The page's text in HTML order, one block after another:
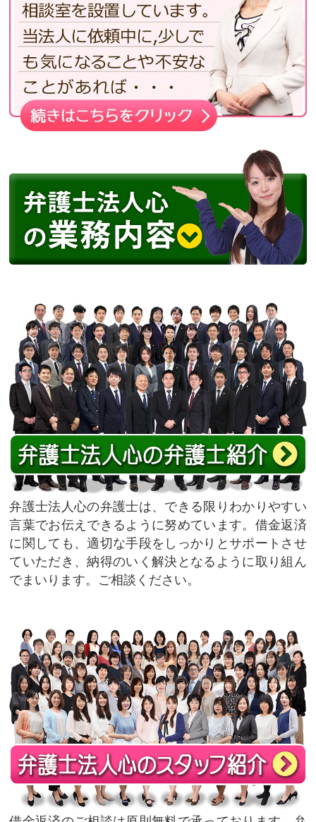
弁護士法人心の弁護士は、できる限りわかりやすい
言葉でお伝えできるように努めています。借金返済
に関しても、適切な手段をしっかりとサポートさせ
ていただき、納得のいく解決となるように取り組ん
でまいります。ご相談ください。